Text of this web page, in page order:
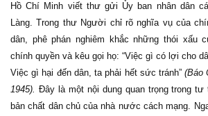
Hồ Chí Minh viết thư gửi Ủy ban nhân dân
Làng. Trong thư Người chỉ rõ nghĩa vụ của
dân, phê phán nghiêm khắc những thói xấu
chính quyền và kêu gọi họ: “Việc gì có lợi cho
Việc gì hại đến dân, ta phải hết sức tránh”(Báo
1945). Đây là một nội dung quan trọng trong
bản chất dân chủ của nhà nước cách mạng.